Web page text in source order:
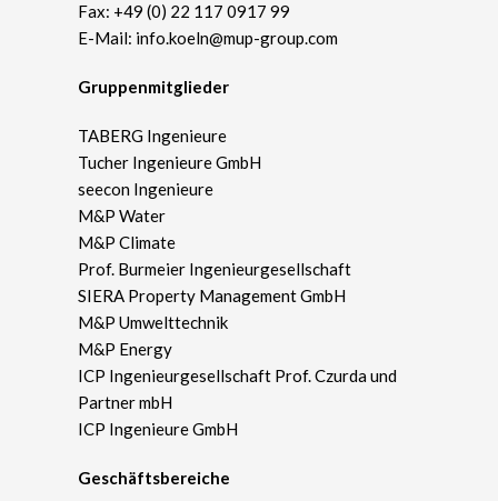
Geschäftsbereiche
Gruppenmitglieder
TABERG Ingenieure
Tucher Ingenieure GmbH
seecon Ingenieure
M&P Water
M&P Climate
Prof. Burmeier Ingenieurgesellschaft
SIERA Property Management GmbH
M&P Umwelttechnik
M&P Energy
ICP Ingenieurgesellschaft Prof. Czurda und
Partner mbH
ICP Ingenieure GmbH
Fax: +49 (0) 22 117 0917 99
E-Mail: info.koeln@mup-group.com